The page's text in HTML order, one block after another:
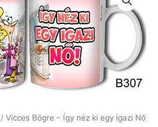
/ Vicces Bögre – Így néz ki egy igazi Nő